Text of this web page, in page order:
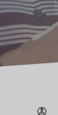
Har du fået lyst til
vores karriere-
medier.
Hvis du på et